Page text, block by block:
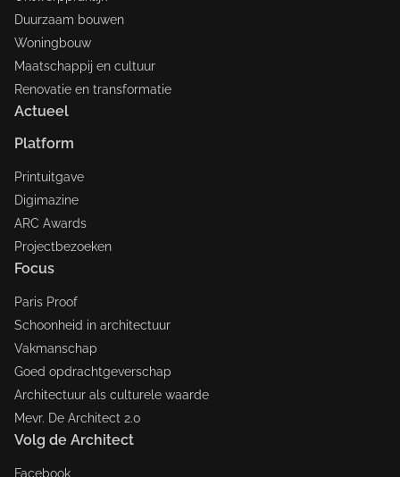
Duurzaam bouwen
Woningbouw
Maatschappij en cultuur
Renovatie en transformatie
Actueel
Platform
Printuitgave
Digimazine
ARC Awards
Projectbezoeken
Focus
Paris Proof
Schoonheid in architectuur
Vakmanschap
Goed opdrachtgeverschap
Architectuur als culturele waarde
Mevr. De Architect 2.0
Volg de Architect
Facebook